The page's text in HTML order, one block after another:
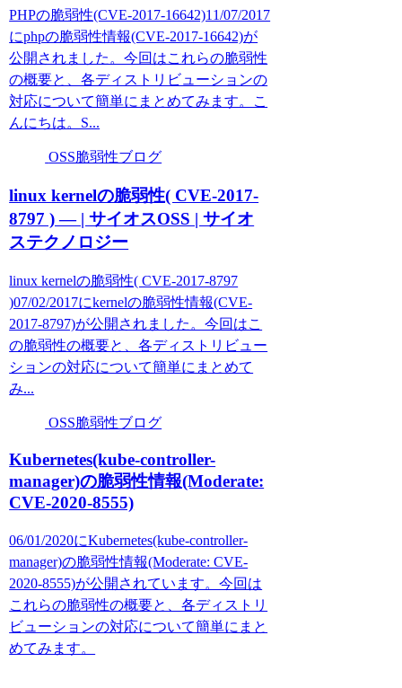
PHPの脆弱性(CVE-2017-16642)11/07/2017
にphpの脆弱性情報(CVE-2017-16642)が
公開されました。今回はこれらの脆弱性
の概要と、各ディストリビューションの
対応について簡単にまとめてみます。こ
んにちは。S...
OSS脆弱性ブログ
linux kernelの脆弱性( CVE-2017-
8797 ) — | サイオスOSS | サイオ
ステクノロジー
linux kernelの脆弱性( CVE-2017-8797
)07/02/2017にkernelの脆弱性情報(CVE-
2017-8797)が公開されました。今回はこ
の脆弱性の概要と、各ディストリビュー
ションの対応について簡単にまとめて
み...
OSS脆弱性ブログ
Kubernetes(kube-controller-
manager)の脆弱性情報(Moderate:
CVE-2020-8555)
06/01/2020にKubernetes(kube-controller-
manager)の脆弱性情報(Moderate: CVE-
2020-8555)が公開されています。今回は
これらの脆弱性の概要と、各ディストリ
ビューションの対応について簡単にまと
めてみます。